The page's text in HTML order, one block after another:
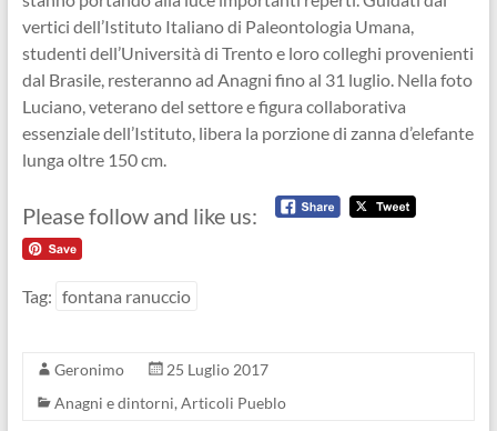
vertici dell’Istituto Italiano di Paleontologia Umana,
studenti dell’Università di Trento e loro colleghi provenienti
dal Brasile, resteranno ad Anagni fino al 31 luglio. Nella foto
Luciano, veterano del settore e figura collaborativa
essenziale dell’Istituto, libera la porzione di zanna d’elefante
lunga oltre 150 cm.
Please follow and like us:
Tag: fontana ranuccio
Geronimo
25 Luglio 2017
Anagni e dintorni, Articoli Pueblo